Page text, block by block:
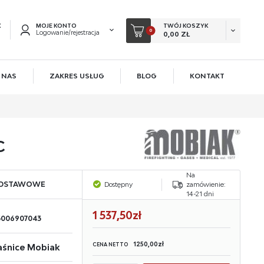
MOJE KONTO
Logowanie/rejestracja
swoich danych przy kolejnych zakupach
i kuponów promocyjnych
0
TWÓJ KOSZYK
0,00 ZŁ
NAS ZAKRES USŁUG BLOG KONTAKT
Mobiak
Dostępny
Na
zamówienie:
14-21 dni
1 537,50zł
CENA NETTO 1250,00zł